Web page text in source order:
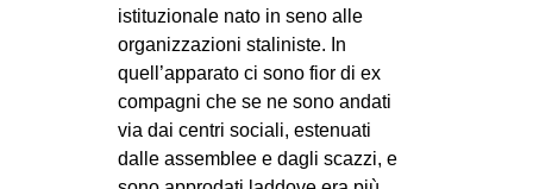
istituzionale nato in seno alle
organizzazioni staliniste. In
quell’apparato ci sono fior di ex
compagni che se ne sono andati
via dai centri sociali, estenuati
dalle assemblee e dagli scazzi, e